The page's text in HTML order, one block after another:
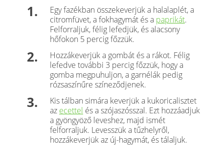
Egy fazékban összekeverjük a halalaplét, a
cit­romfüvet, a fokhagymát és a paprikát.
Felforraljuk, félig lefedjük, és alacsony
hőfokon 5 percig főzzük.
Hozzákeverjük a gombát és a rákot. Félig
lefedve további 3 percig főzzük, hogy a
gomba megpuhuljon, a garnélák pedig
rózsaszínűre színeződjenek.
Kis tálban simára keverjük a kukoricalisztet
az ecettel és a szójaszósszal. Ezt hozzáadjuk
a gyöngyöző leveshez, majd ismét
felforraljuk. Levesszük a tűzhelyről,
hozzákeverjük az új-hagymát, és tálaljuk.